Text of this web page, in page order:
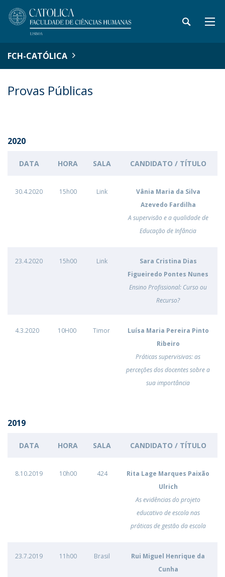
FCH-CATÓLICA
Provas Públicas
2020
DATA HORA SALA CANDIDATO / TÍTULO
30.4.2020 15h00 Link
Vânia Maria da Silva
Azevedo Fardilha
A supervisão e a qualidade de
Educação de Infância
23.4.2020 15h00 Link
Sara Cristina Dias
Figueiredo Pontes Nunes
Ensino Profissional: Curso ou
Recurso?
4.3.2020 10H00 Timor
Luísa Maria Pereira Pinto
Ribeiro
Práticas supervisivas: as
perceções dos docentes sobre a
sua importância
2019
DATA HORA SALA CANDIDATO / TÍTULO
8.10.2019 10h00 424
Rita Lage Marques Paixão
Ulrich
As evidências do projeto
educativo de escola nas
práticas de gestão da escola
23.7.2019 11h00 Brasil
Rui Miguel Henrique da
Cunha